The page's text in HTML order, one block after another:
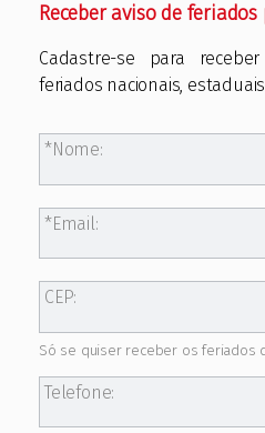
Receber aviso de feriados
Cadastre-se para
feriados nacionais,
Nome:
Email:
CEP:
Só se quiser receber os feriados
Telefone: